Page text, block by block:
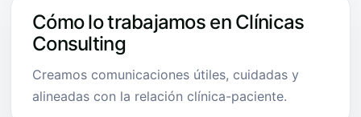
Cómo lo trabajamos en Clínicas
Consulting
Creamos comunicaciones útiles, cuidadas y
alineadas con la relación clínica-paciente.